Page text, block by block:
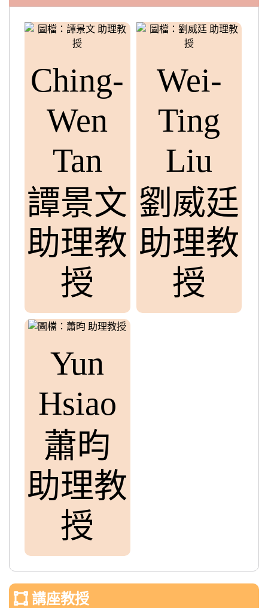
Ching-
Wen
Tan
譚景文
助理教
授
Wei-
Ting
Liu
劉威廷
助理教
授
Yun
Hsiao
蕭昀
助理教
授
講座教授